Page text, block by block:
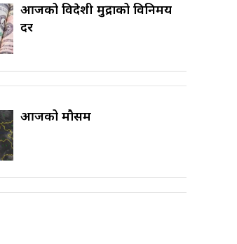
आजको विदेशी मुद्राको विनिमय
दर
आजको मौसम